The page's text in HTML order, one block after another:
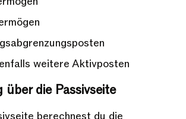
weitere Aktivposten
über die Passivseite